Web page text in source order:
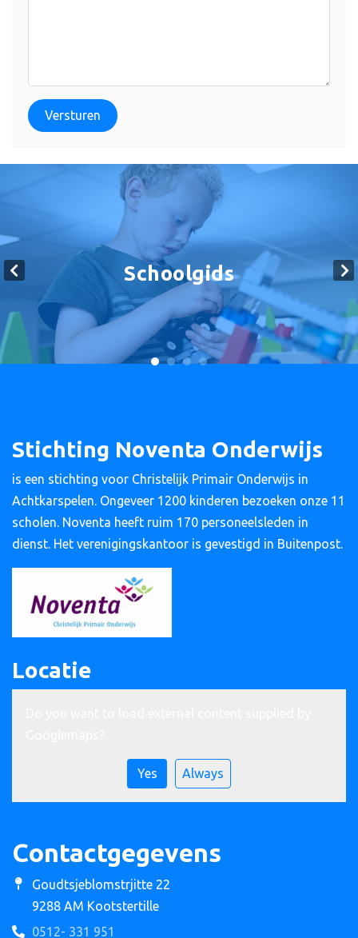
Versturen
Schoolgids
Stichting Noventa Onderwijs
is een stichting voor Christelijk Primair Onderwijs in
Achtkarspelen. Ongeveer 1200 kinderen bezoeken onze 11
scholen. Noventa heeft ruim 170 personeelsleden in
dienst. Het verenigingskantoor is gevestigd in Buitenpost.
Locatie
Yes Always
Contactgegevens
Goudtsjeblomstrjitte 22
9288 AM Kootstertille
0512- 331 951